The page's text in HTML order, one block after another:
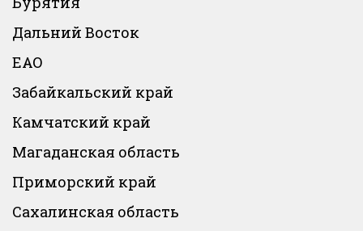
Дальний Восток
ЕАО
Забайкальский край
Камчатский край
Магаданская область
Приморский край
Сахалинская область